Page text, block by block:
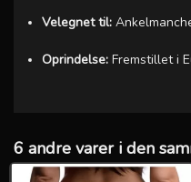
Velegnet til:
Oprindelse: Fremstillet i
6 andre varer i den